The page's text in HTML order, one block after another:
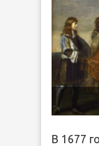
В 1677